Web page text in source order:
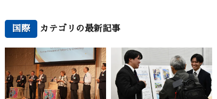
国際 カテゴリの最新記事